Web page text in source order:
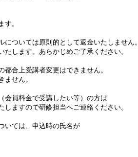
。
ついては原則的として返金いたしません。
します。あらかじめご了承ください。
合上受講者変更はできません。
せん。
員料金で受講したい等）の方は
ますので研修担当へご連絡ください。
いては、申込時の氏名が